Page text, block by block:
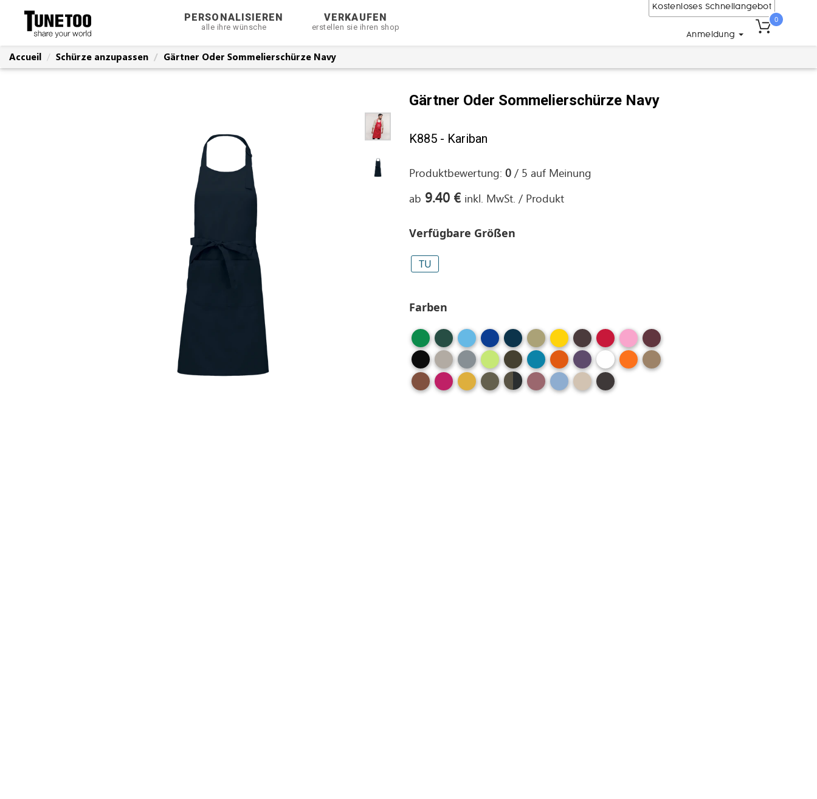
PERSONALISIEREN
alle ihre wünsche
VERKAUFEN
erstellen sie ihren shop
Kostenloses Schnellangebot
Anmeldung
0
Accueil Schürze anzupassen Gärtner Oder Sommelierschürze Navy
Gärtner Oder Sommelierschürze Navy
K885 - Kariban
Produktbewertung:0 / 5auf Meinung
ab 9.40 € inkl. MwSt. / Produkt
Verfügbare Größen
TU
Farben